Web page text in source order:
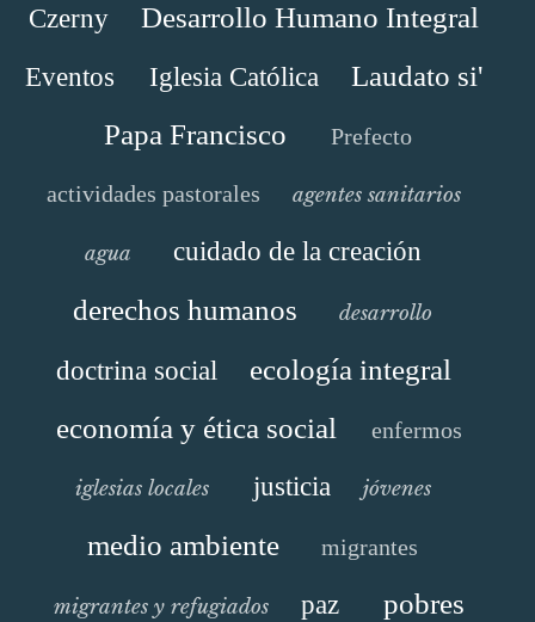
Czerny Desarrollo Humano Integral
Eventos Iglesia Católica
Laudato si'
Papa Francisco
Prefecto
actividades pastorales agentes sanitarios
agua cuidado de la creación
derechos humanos desarrollo
doctrina social
ecología integral
economía y ética social
enfermos
iglesias locales justicia jóvenes
medio ambiente migrantes
migrantes y refugiados paz pobres